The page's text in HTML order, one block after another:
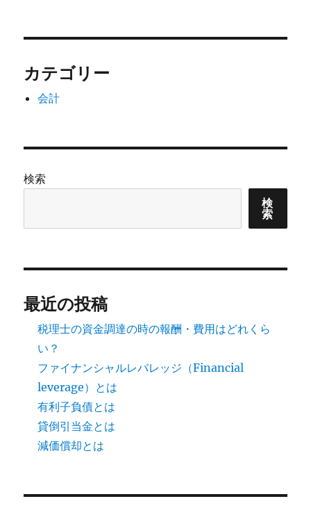
カテゴリー
会計
検索
検
索
最近の投稿
税理士の資金調達の時の報酬・費用はどれくら
い？
ファイナンシャルレバレッジ（Financial
leverage）とは
有利子負債とは
貸倒引当金とは
減価償却とは